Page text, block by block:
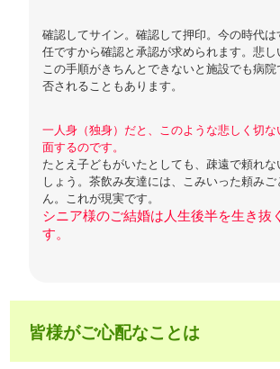
確認してサイン。確認して押印。今の時代
任ですから確認と承認が求められます。悲し
この手順がきちんとできないと施設でも病
否されることもあります。
一人身（独身）だと、このような悲しく切
面するのです。
たとえ子どもがいたとしても、疎遠で頼れ
しょう。茶飲み友達には、こみいった頼み
ん。これが現実です。
シニア様のご結婚は人生後半を生き抜
す。
皆様がご心配なことは